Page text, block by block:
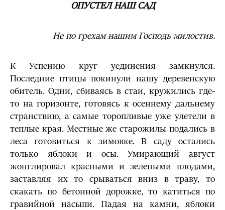
ОПУСТЕЛ НАШ САД
Не по грехам нашим Господь милостив.
К Успению круг уединения замкнулся.
Последние птицы покинули нашу деревенскую
обитель. Одни, сбиваясь в стаи, кружились где-
то на горизонте, готовясь к осеннему дальнему
странствию, а самые торопливые уже улетели в
теплые края. Местные же старожилы подались в
леса готовиться к зимовке. В саду остались
только яблоки и осы. Умирающий август
жонглировал красными и зелеными плодами,
заставляя их то срываться вниз в траву, то
скакать по бетонной дорожке, то катиться по
гравийной насыпи. Падая на камни, яблоки